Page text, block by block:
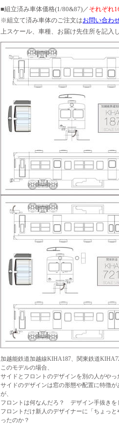
■組立済み車体価格(1/80&87)／ それぞれ
※組立て済み車体のご注文はお問い合わ
上スケール、車種、お届け先住所を記入
加越能鉄道加越線KIHA187、関東鉄道
このモデルの場合、
サイドとフロントのデザインを別の人がやっ
サイドのデザインは窓の形態や配置に特徴
が、
フロントは何なんだろ？ デザイン手抜きを
フロントだけ新人のデザイナーに「ちょっ
ったのか？